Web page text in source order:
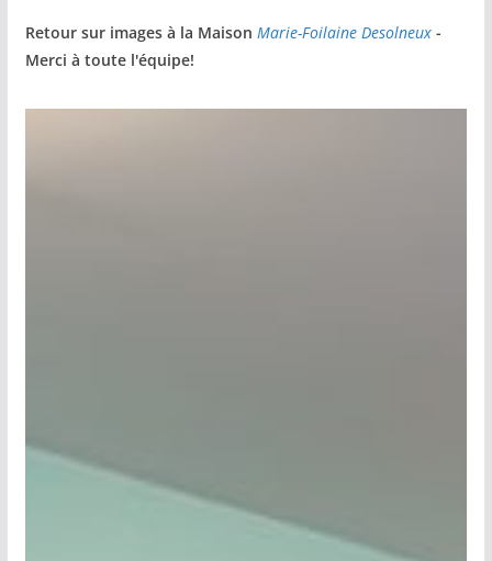
Retour sur images à la Maison Marie-Foilaine Desolneux-
Merci à toute l'équipe!